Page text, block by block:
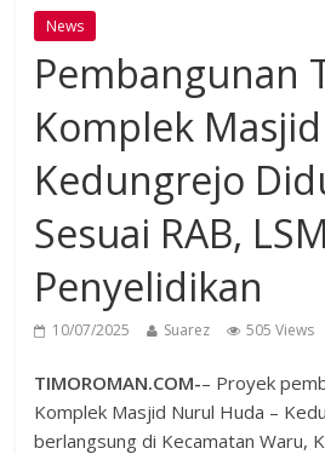
News
Pembangunan
Komplek Masjid
Kedungrejo
Sesuai RAB,
Penyelidikan
10/07/2025 Suarez 505 Views
TIMOROMAN.COM-– Proyek
Komplek Masjid Nurul Huda –
berlangsung di Kecamatan Waru,